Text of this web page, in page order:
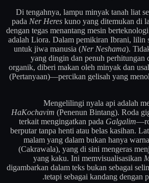
Di tengahnya, lampu minyak tanah liat
pada Ner Heres kuno yang ditemukan di
dengan tegas menantang mesin
adalah Liora. Dalam pemikiran Ibrani, lilin
untuk jiwa manusia (Ner Neshama).
yang dingin dan penuh perhitungan
organik, diberi makan oleh minyak dan
(Pertanyaan)—percikan gelisah yang
Mengelilingi nyala api adalah
HaKochavim (Penenun Bintang). Roda
terkait mengingatkan pada Galgalim
berputar tanpa henti atau belas kasihan.
malam yang dalam bukan hanya
(Cakrawala), yang di sini mengeras
yang kaku. Ini memvisualisasikan
digambarkan dalam teks bukan sebagai
tetapi sebagai kandang dengan